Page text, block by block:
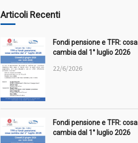
Articoli Recenti
Fondi pensione e TFR: cosa
cambia dal 1° luglio 2026
22/6/2026
Fondi pensione e TFR: cosa
cambia dal 1° luglio 2026